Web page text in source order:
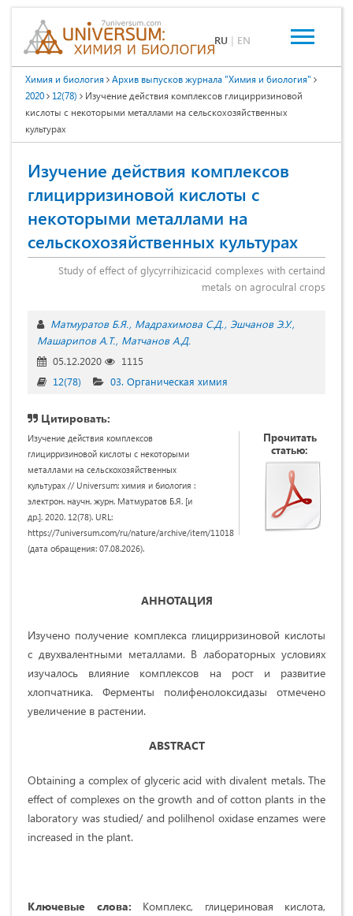
RU | EN
Химия и биология
Архив выпусков журнала "Химия и биология"
2020
12(78)
Изучение действия комплексов глицирризиновой
кислоты с некоторыми металлами на сельскохозяйственных
культурах
Изучение действия комплексов
глицирризиновой кислоты с
некоторыми металлами на
сельскохозяйственных культурах
Study of effect of glycyrrihizicacid complexes with certaind
metals on agroculral crops
Матмуратов Б.Я. Мадрахимова С.Д. Эшчанов Э.У.
Машарипов А.Т. Матчанов А.Д.
05.12.2020
1115
12(78)
03. Органическая химия
Цитировать:
Изучение действия комплексов
глицирризиновой кислоты с некоторыми
металлами на сельскохозяйственных
культурах // Universum: химия и биология :
электрон. научн. журн. Матмуратов Б.Я. [и
др.]. 2020. 12(78). URL:
https://7universum.com/ru/nature/archive/item/11018
(дата обращения: 07.08.2026).
Прочитать
статью:
АННОТАЦИЯ
Изучено получение комплекса глицирризиновой кислоты
с двухвалентными металлами. В лабораторных условиях
изучалось влияние комплексов на рост и развитие
хлопчатника. Ферменты полифенолоксидазы отмечено
увеличение в растении.
ABSTRACT
Obtaining a complex of glyceric acid with divalent metals. The
effect of complexes on the growth and of cotton plants in the
laboratory was studied/ and polilhenol oxidase enzames were
increased in the plant.
Ключевые слова: Комплекс, глицериновая кислота,